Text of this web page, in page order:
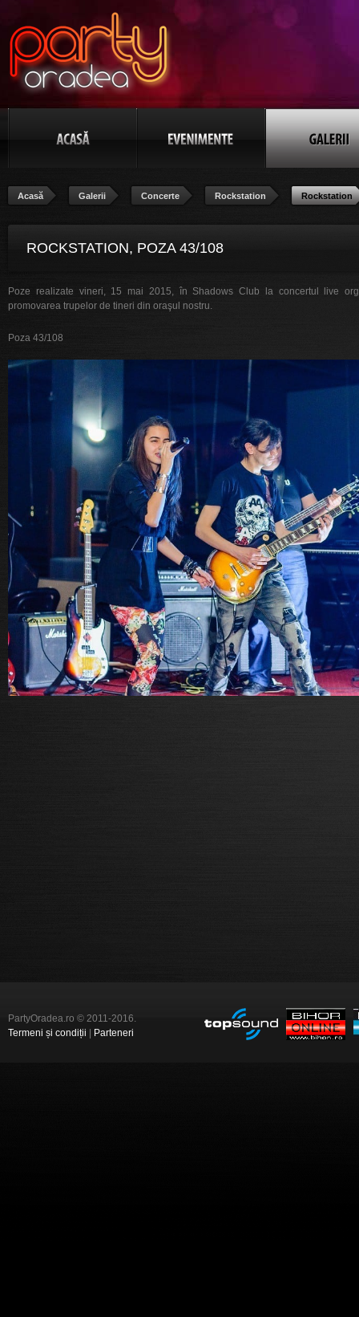
Acasă Galerii Concerte Rockstation Rockstation
ROCKSTATION, POZA 43/108
Poze realizate vineri, 15 mai 2015, în Shadows Club la concertul live
promovarea trupelor de tineri din oraşul nostru.
Poza 43/108
PartyOradea.ro © 2011-2016.
Termeni și condiții
Parteneri